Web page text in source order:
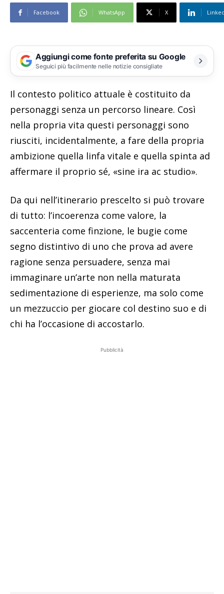
Facebook WhatsApp X
Aggiungi come fonte preferita su Google
Seguici più facilmente nelle notizie consigliate
Il contesto politico attuale è costituito da
personaggi senza un percorso lineare. Così
nella propria vita questi personaggi sono
riusciti, incidentalmente, a fare della propria
ambizione quella linfa vitale e quella spinta ad
affermare il proprio sé, «sine ira ac studio».
Da qui nell’itinerario prescelto si può trovare
di tutto: l’incoerenza come valore, la
saccenteria come finzione, le bugie come
segno distintivo di uno che prova ad avere
ragione senza persuadere, senza mai
immaginare un’arte non nella maturata
sedimentazione di esperienze, ma solo come
un mezzuccio per giocare col destino suo e di
chi ha l’occasione di accostarlo.
Pubblicità